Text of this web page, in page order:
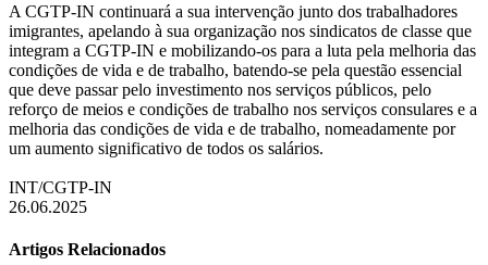
A CGTP-IN continuará a sua intervenção junto dos trabalhadores
imigrantes, apelando à sua organização nos sindicatos de classe que
integram a CGTP-IN e mobilizando-os para a luta pela melhoria das
condições de vida e de trabalho, batendo-se pela questão essencial
que deve passar pelo investimento nos serviços públicos, pelo
reforço de meios e condições de trabalho nos serviços consulares e a
melhoria das condições de vida e de trabalho, nomeadamente por
um aumento significativo de todos os salários.
INT/CGTP-IN
26.06.2025
Artigos Relacionados